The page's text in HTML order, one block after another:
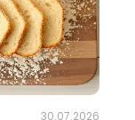
30.07.2026